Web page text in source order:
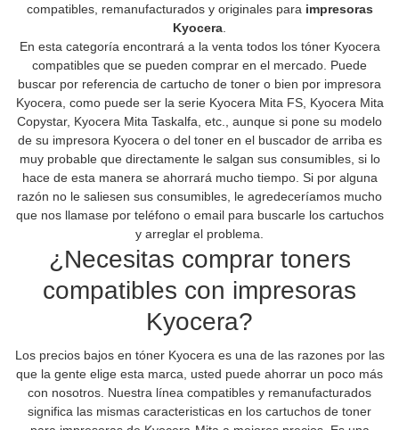
compatibles, remanufacturados y originales para impresoras
Kyocera
En esta categoría encontrará a la venta todos los tóner Kyocera
compatibles que se pueden comprar en el mercado. Puede
buscar por referencia de cartucho de toner o bien por impresora
Kyocera, como puede ser la serie Kyocera Mita FS, Kyocera Mita
Copystar, Kyocera Mita Taskalfa, etc., aunque si pone su modelo
de su impresora Kyocera o del toner en el buscador de arriba es
muy probable que directamente le salgan sus consumibles, si lo
hace de esta manera se ahorrará mucho tiempo. Si por alguna
razón no le saliesen sus consumibles, le agredeceríamos mucho
que nos llamase por teléfono o email para buscarle los cartuchos
y arreglar el problema.
¿Necesitas comprar toners
compatibles con impresoras
Kyocera?
Los precios bajos en tóner Kyocera es una de las razones por las
que la gente elige esta marca, usted puede ahorrar un poco más
con nosotros. Nuestra línea compatibles y remanufacturados
significa las mismas caracteristicas en los cartuchos de toner